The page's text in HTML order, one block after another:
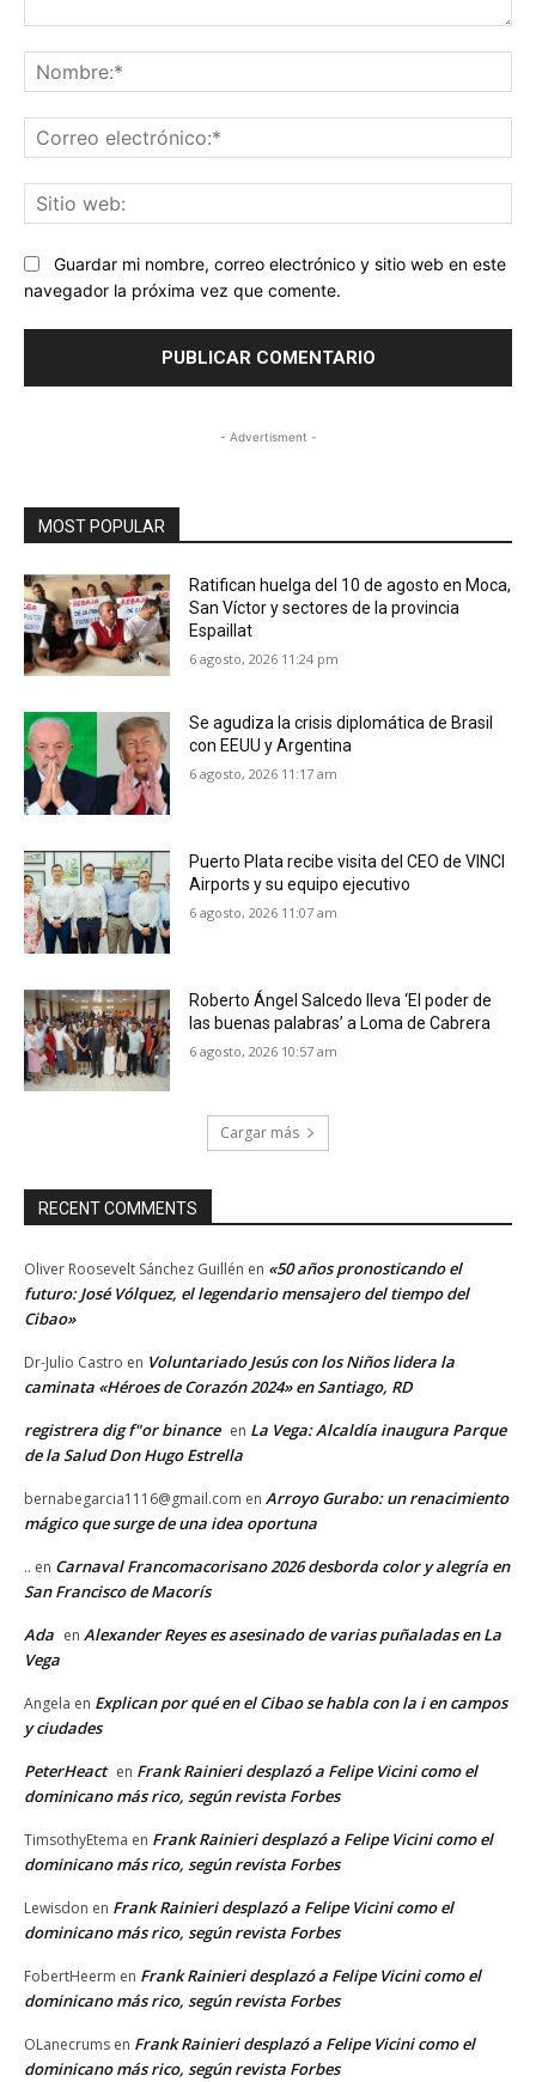
Guardar mi nombre, correo electrónico y sitio web en este
navegador la próxima vez que comente.
- Advertisment -
MOST POPULAR
Ratifican huelga del 10 de agosto en Moca,
San Víctor y sectores de la provincia
Espaillat
6 agosto, 2026 11:24 pm
Se agudiza la crisis diplomática de Brasil
con EEUU y Argentina
6 agosto, 2026 11:17 am
Puerto Plata recibe visita del CEO de VINCI
Airports y su equipo ejecutivo
6 agosto, 2026 11:07 am
Roberto Ángel Salcedo lleva ‘El poder de
las buenas palabras’ a Loma de Cabrera
6 agosto, 2026 10:57 am
Cargar más
RECENT COMMENTS
Oliver Roosevelt Sánchez Guillén en «50 años pronosticando el
futuro: José Vólquez, el legendario mensajero del tiempo del
Cibao»
Dr-Julio Castro en Voluntariado Jesús con los Niños lidera la
caminata «Héroes de Corazón 2024» en Santiago, RD
registrera dig f"or binance en La Vega: Alcaldía inaugura Parque
de la Salud Don Hugo Estrella
bernabegarcia1116@gmail.com en Arroyo Gurabo: un renacimiento
mágico que surge de una idea oportuna
.. en Carnaval Francomacorisano 2026 desborda color y alegría en
San Francisco de Macorís
Ada en Alexander Reyes es asesinado de varias puñaladas en La
Vega
Angela en Explican por qué en el Cibao se habla con la i en campos
y ciudades
PeterHeact en Frank Rainieri desplazó a Felipe Vicini como el
dominicano más rico, según revista Forbes
TimsothyEtema en Frank Rainieri desplazó a Felipe Vicini como el
dominicano más rico, según revista Forbes
Lewisdon en Frank Rainieri desplazó a Felipe Vicini como el
dominicano más rico, según revista Forbes
FobertHeerm en Frank Rainieri desplazó a Felipe Vicini como el
dominicano más rico, según revista Forbes
OLanecrums en Frank Rainieri desplazó a Felipe Vicini como el
dominicano más rico, según revista Forbes